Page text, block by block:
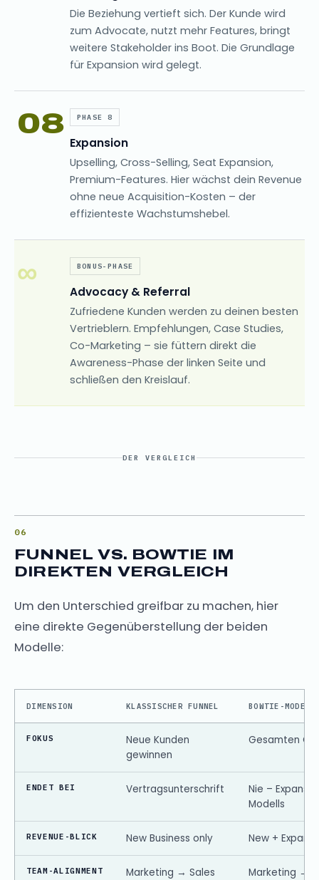
Die Beziehung vertieft sich. Der Kunde wird
zum Advocate, nutzt mehr Features, bringt
weitere Stakeholder ins Boot. Die Grundlage
für Expansion wird gelegt.
PHASE 8
08
Expansion
Upselling, Cross-Selling, Seat Expansion,
Premium-Features. Hier wächst dein Revenue
ohne neue Acquisition-Kosten – der
effizienteste Wachstumshebel.
BONUS-PHASE
∞
Advocacy & Referral
Zufriedene Kunden werden zu deinen besten
Vertrieblern. Empfehlungen, Case Studies,
Co-Marketing – sie füttern direkt die
Awareness-Phase der linken Seite und
schließen den Kreislauf.
DER VERGLEICH
FUNNEL VS. BOWTIE IM
DIREKTEN VERGLEICH
Um den Unterschied greifbar zu machen, hier
eine direkte Gegenüberstellung der beiden
Modelle:
DIMENSION KLASSISCHER FUNNEL BOWTIE-MODELL
FOKUS
Neue Kunden
gewinnen
Gesamten
ENDET BEI Vertragsunterschrift
Nie –
Modells
REVENUE-BLICK New Business only New +
TEAM-ALIGNMENT Marketing → Sales
Marketing →